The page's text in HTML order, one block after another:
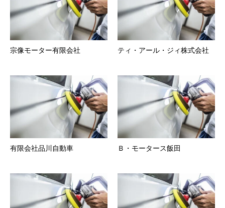
宗像モーター有限会社 ティ・アール・ジィ株式会社
有限会社品川自動車 Ｂ・モータース飯田